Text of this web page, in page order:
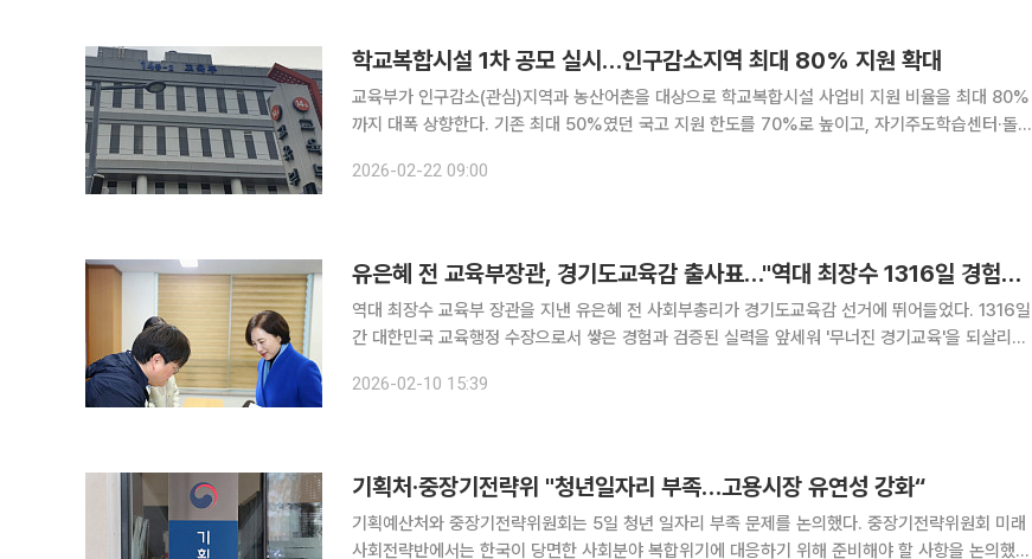
학교복합시설 1차 공모 실시…인구감소지역 최대 80% 지원 확대
교육부가 인구감소(관심)지역과 농산어촌을 대상으로 학교복합시설 사업비 지원 비율을 최대 80%
까지 대폭 상향한다. 기존 최대 50%였던 국고 지원 한도를 70%로 높이고, 자기주도학습센터·돌봄
는 3월 9일부터 27일까지 전국 지방자치단체와 시·도교육청을
2026-02-22 09:00
유은혜 전 교육부장관, 경기도교육감 출사표…"역대 최장수 1316일 경험으로 경기교육 되살린다"
역대 최장수 교육부 장관을 지낸 유은혜 전 사회부총리가 경기도교육감 선거에 뛰어들었다. 1316일
간 대한민국 교육행정 수장으로서 쌓은 경험과 검증된 실력을 앞세워 '무너진 경기교육'을 되살리겠
선거관리위원회를 방문해 경기도교육감 예비후보 등록을 마치고 본격
2026-02-10 15:39
기획처·중장기전략위 "청년일자리 부족…고용시장 유연성 강화“
기획예산처와 중장기전략위원회는 5일 청년 일자리 부족 문제를 논의했다. 중장기전략위원회 미래
사회전략반에서는 한국이 당면한 사회분야 복합위기에 대응하기 위해 준비해야 할 사항을 논의했